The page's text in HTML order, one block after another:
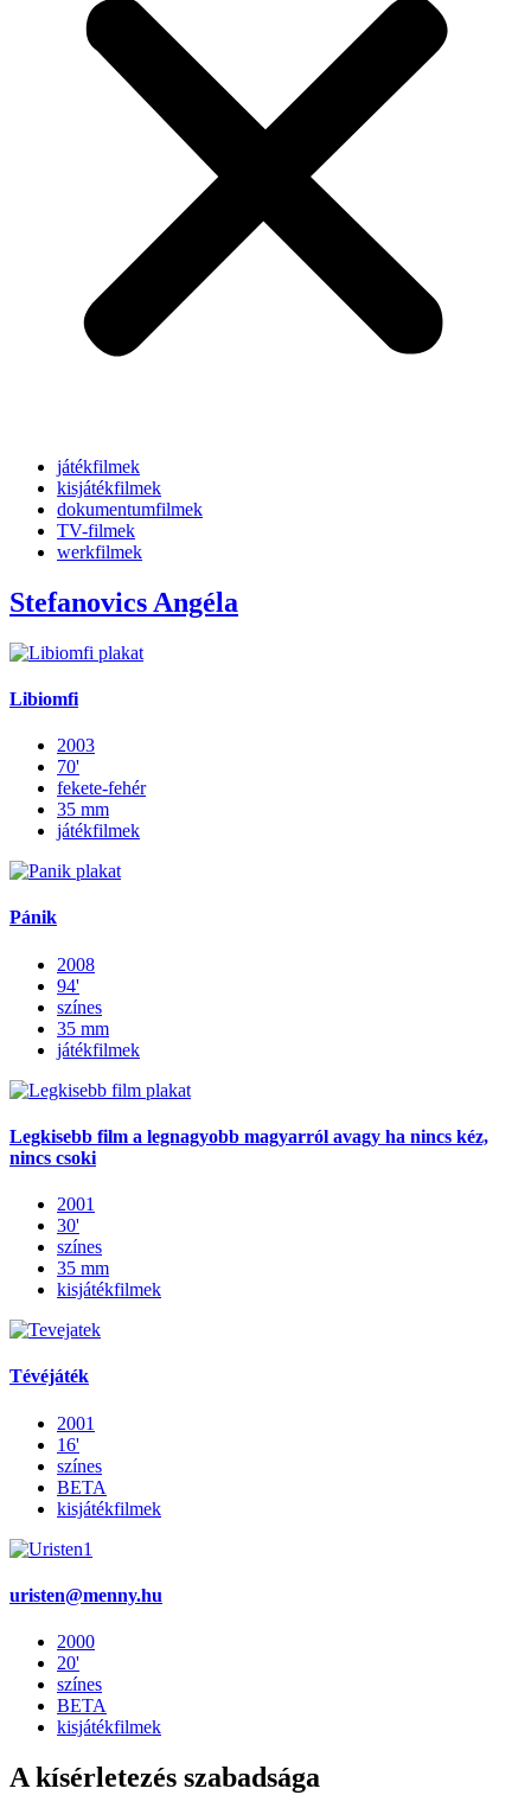
játékfilmek
kisjátékfilmek
dokumentumfilmek
TV-filmek
werkfilmek
Stefanovics Angéla
Libiomfi
2003
70'
fekete-fehér
35 mm
játékfilmek
Pánik
2008
94'
színes
35 mm
játékfilmek
Legkisebb film a legnagyobb magyarról avagy ha nincs kéz,
nincs csoki
2001
30'
színes
35 mm
kisjátékfilmek
Tévéjáték
2001
16'
színes
BETA
kisjátékfilmek
uristen@menny.hu
2000
20'
színes
BETA
kisjátékfilmek
A kísérletezés szabadsága